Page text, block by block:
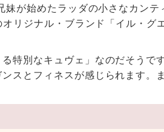
が始めたラッダの小さなカンテ
リジナル・ブランド「イル・グ
特別なキュヴェ」なのだそうで
スとフィネスが感じられます。